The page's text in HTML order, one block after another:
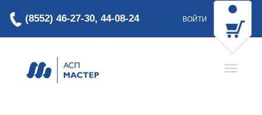
(8552) 46-27-30, 44-08-24 ВОЙТИ